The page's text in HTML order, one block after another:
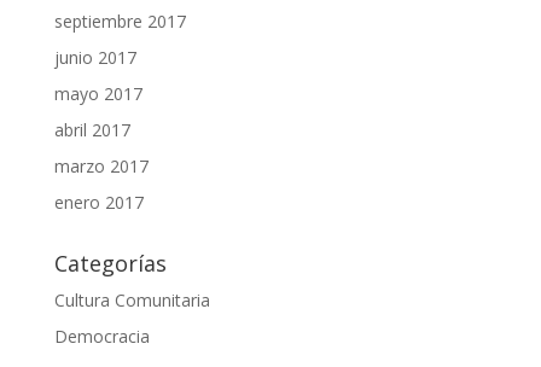
septiembre 2017
junio 2017
mayo 2017
abril 2017
marzo 2017
enero 2017
Categorías
Cultura Comunitaria
Democracia